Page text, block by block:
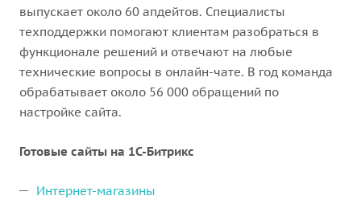
выпускает около 60 апдейтов. Специалисты
техподдержки помогают клиентам разобраться в
функционале решений и отвечают на любые
технические вопросы в онлайн-чате. В год команда
обрабатывает около 56 000 обращений по
настройке сайта.
Готовые сайты на 1С-Битрикс
Интернет-магазины